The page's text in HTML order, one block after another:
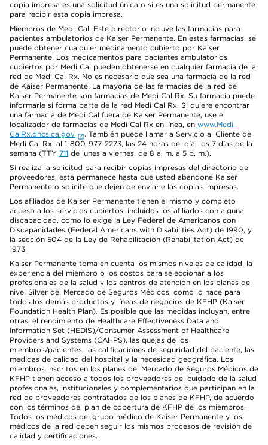
copia impresa es una solicitud única o si es una solicitud permanente
para recibir esta copia impresa.
Miembros de Medi-Cal: Este directorio incluye las farmacias para
pacientes ambulatorios de Kaiser Permanente. En estas farmacias, se
puede obtener cualquier medicamento cubierto por Kaiser
Permanente. Los medicamentos para pacientes ambulatorios
cubiertos por Medi Cal pueden obtenerse en cualquier farmacia de la
red de Medi Cal Rx. No es necesario que sea una farmacia de la red
de Kaiser Permanente. La mayoría de las farmacias de la red de
Kaiser Permanente son farmacias de Medi Cal Rx. Su farmacia puede
informarle si forma parte de la red Medi Cal Rx. Si quiere encontrar
una farmacia de Medi Cal fuera de Kaiser Permanente, use el
localizador de farmacias de Medi Cal Rx en línea, en www.Medi-
CalRx.dhcs.ca.gov
. También puede llamar a Servicio al Cliente de
Medi Cal Rx, al 1-800-977-2273, las 24 horas del día, los 7 días de la
semana (TTY 711 de lunes a viernes, de 8 a. m. a 5 p. m.).
Si realiza la solicitud para recibir copias impresas del directorio de
proveedores, esta permanece hasta que usted abandone Kaiser
Permanente o solicite que dejen de enviarle las copias impresas.
Los afiliados de Kaiser Permanente tienen el mismo y completo
acceso a los servicios cubiertos, incluidos los afiliados con alguna
discapacidad, como lo exige la Ley Federal de Americanos con
Discapacidades (Federal Americans with Disabilities Act) de 1990, y
la sección 504 de la Ley de Rehabilitación (Rehabilitation Act) de
1973.
Kaiser Permanente toma en cuenta los mismos niveles de calidad, la
experiencia del miembro o los costos para seleccionar a los
profesionales de la salud y los centros de atención en los planes del
nivel Silver del Mercado de Seguros Médicos, como lo hace para
todos los demás productos y líneas de negocios de KFHP (Kaiser
Foundation Health Plan). Es posible que las medidas incluyan, entre
otras, el rendimiento de Healthcare Effectiveness Data and
Information Set (HEDIS)/Consumer Assessment of Healthcare
Providers and Systems (CAHPS), las quejas de los
miembros/pacientes, las calificaciones de seguridad del paciente, las
medidas de calidad del hospital y la necesidad geográfica. Los
miembros inscritos en los planes del Mercado de Seguros Médicos de
KFHP tienen acceso a todos los proveedores del cuidado de la salud
profesionales, institucionales y complementarios que participan en la
red de proveedores contratados de los planes de KFHP, de acuerdo
con los términos del plan de cobertura de KFHP de los miembros.
Todos los médicos del grupo médico de Kaiser Permanente y los
médicos de la red deben seguir los mismos procesos de revisión de
calidad y certificaciones.